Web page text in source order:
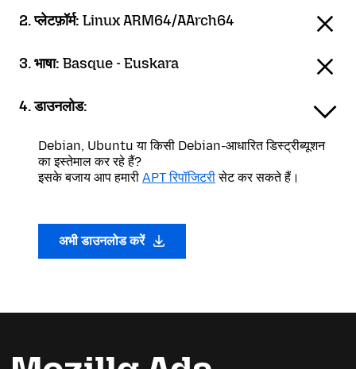
2. प्लेटफ़ॉर्म: Linux ARM64/AArch64
3. भाषा: Basque - Euskara
4. डाउनलोड:
Debian, Ubuntu या किसी Debian-आधारित डिस्ट्रीब्यूशन
का इस्तेमाल कर रहे हैं?
इसके बजाय आप हमारी APT रिपॉजिटरीसेट कर सकते हैं।
अभी डाउनलोड करें